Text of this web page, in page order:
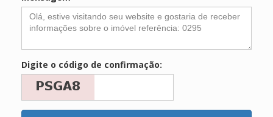
Digite o código de confirmação: